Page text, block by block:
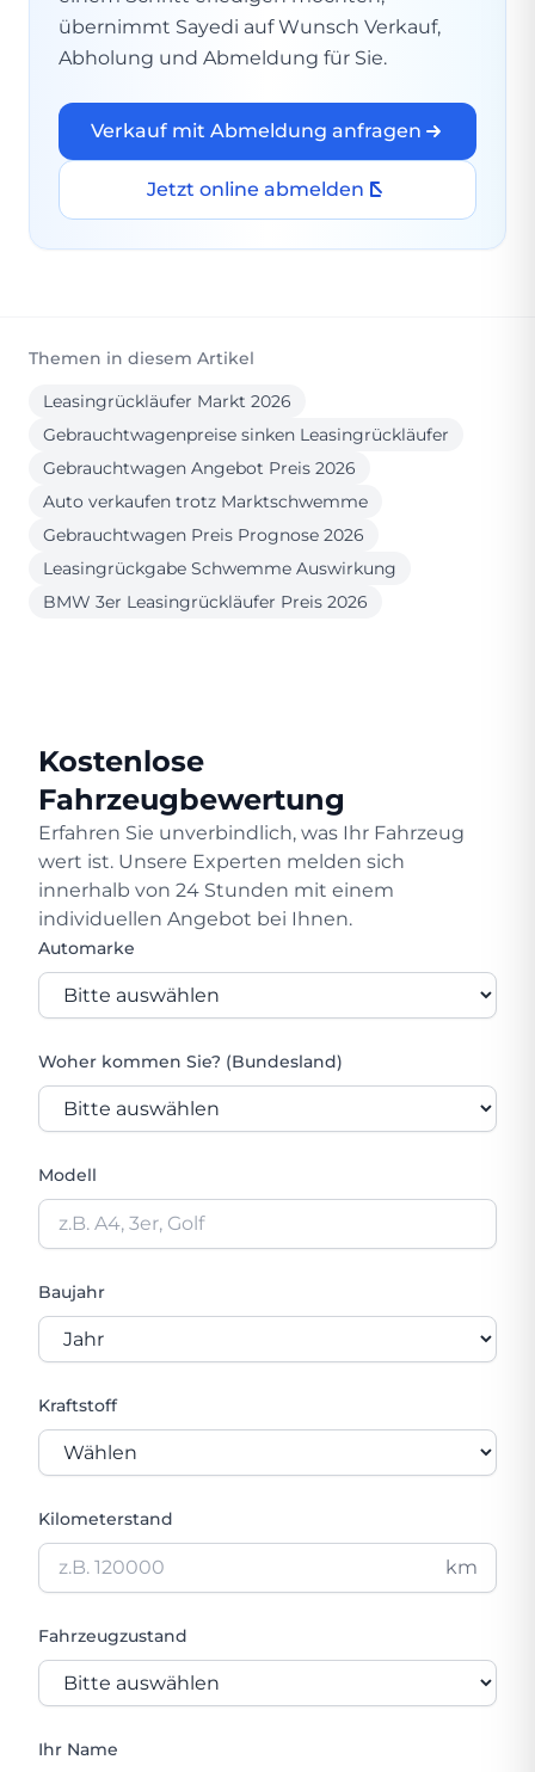
übernimmt Sayedi auf Wunsch Verkauf,
Abholung und Abmeldung für Sie.
Verkauf mit Abmeldung anfragen
Jetzt online abmelden
Themen in diesem Artikel
Leasingrückläufer Markt 2026
Gebrauchtwagenpreise sinken Leasingrückläufer
Gebrauchtwagen Angebot Preis 2026
Auto verkaufen trotz Marktschwemme
Gebrauchtwagen Preis Prognose 2026
Leasingrückgabe Schwemme Auswirkung
BMW 3er Leasingrückläufer Preis 2026
Kostenlose
Fahrzeugbewertung
Erfahren Sie unverbindlich, was Ihr Fahrzeug
wert ist. Unsere Experten melden sich
innerhalb von 24 Stunden mit einem
individuellen Angebot bei Ihnen.
Automarke
Woher kommen Sie? (Bundesland)
Modell
Baujahr
Kraftstoff
Kilometerstand
km
Fahrzeugzustand
Ihr Name